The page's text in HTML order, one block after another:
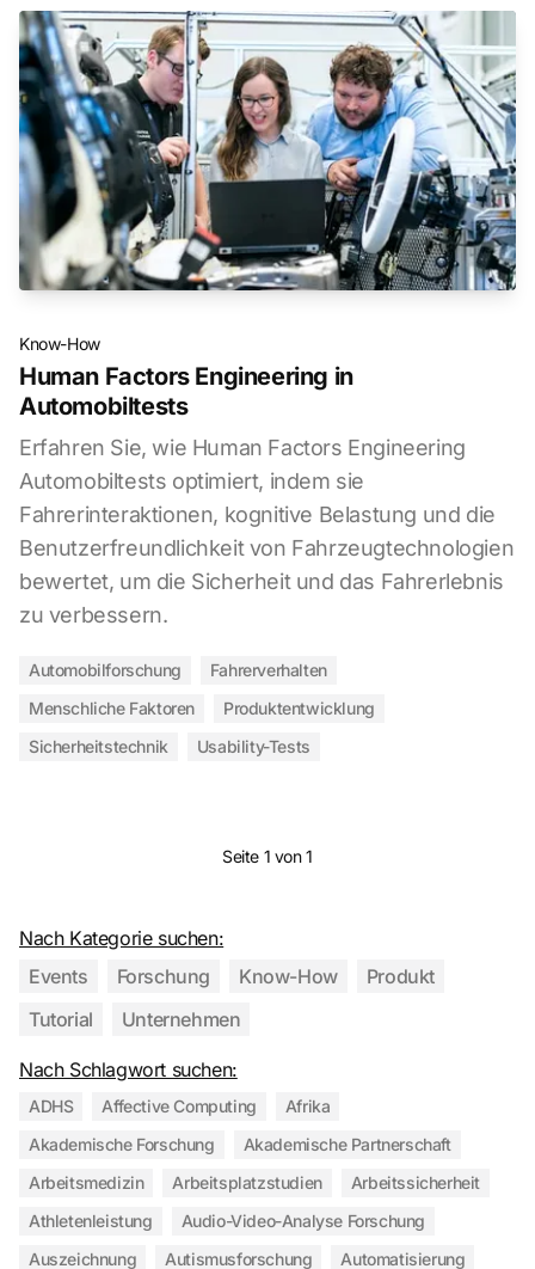
Know-How
Human Factors Engineering in
Automobiltests
Erfahren Sie, wie Human Factors Engineering
Automobiltests optimiert, indem sie
Fahrerinteraktionen, kognitive Belastung und die
Benutzerfreundlichkeit von Fahrzeugtechnologien
bewertet, um die Sicherheit und das Fahrerlebnis
zu verbessern.
Automobilforschung
Fahrerverhalten
Menschliche Faktoren
Produktentwicklung
Sicherheitstechnik
Usability-Tests
Seite 1 von 1
Nach Kategorie suchen:
Events
Forschung Know-How
Produkt
Tutorial
Unternehmen
Nach Schlagwort suchen:
ADHS Affective Computing
Afrika
Akademische Forschung
Akademische Partnerschaft
Arbeitsmedizin
Arbeitsplatzstudien
Arbeitssicherheit
Athletenleistung
Audio-Video-Analyse Forschung
Auszeichnung
Autismusforschung
Automatisierung